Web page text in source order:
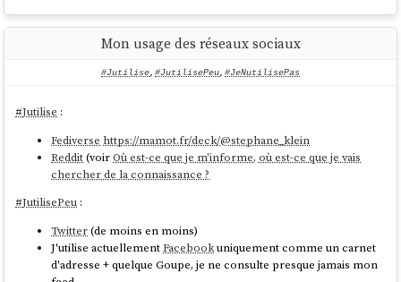
#JutilisePeuTwitter(de moins en moins).
J'utilise actuellementFacebookuniquement comme un carnet
feed
consulte presque jamais mon feed
JeNutilisePas:
Instagram
Mon usage des réseaux sociaux
#Jutilise, #JutilisePeu, #JeNutilisePas
#Jutilise :
Fediverse https://mamot.fr/deck/@stephane_klein
Reddit(voirOù est-ce que je m'informe, où est-ce que je vais
chercher de la connaissance ?
#JutilisePeu :
Twitter(de moins en moins)
J'utilise actuellementFacebookuniquement comme un carnet
d'adresse + quelque Goupe, je ne consulte presque jamais mon